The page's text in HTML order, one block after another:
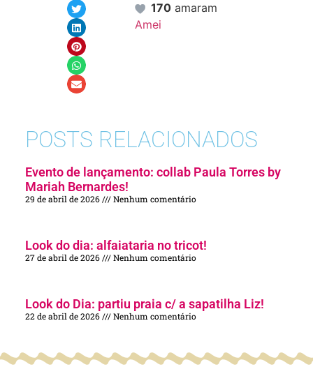
170 amaram
Amei
POSTS RELACIONADOS
Evento de lançamento: collab Paula Torres by
Mariah Bernardes!
29 de abril de 2026 Nenhum comentário
Look do dia: alfaiataria no tricot!
27 de abril de 2026 Nenhum comentário
Look do Dia: partiu praia c/ a sapatilha Liz!
22 de abril de 2026 Nenhum comentário